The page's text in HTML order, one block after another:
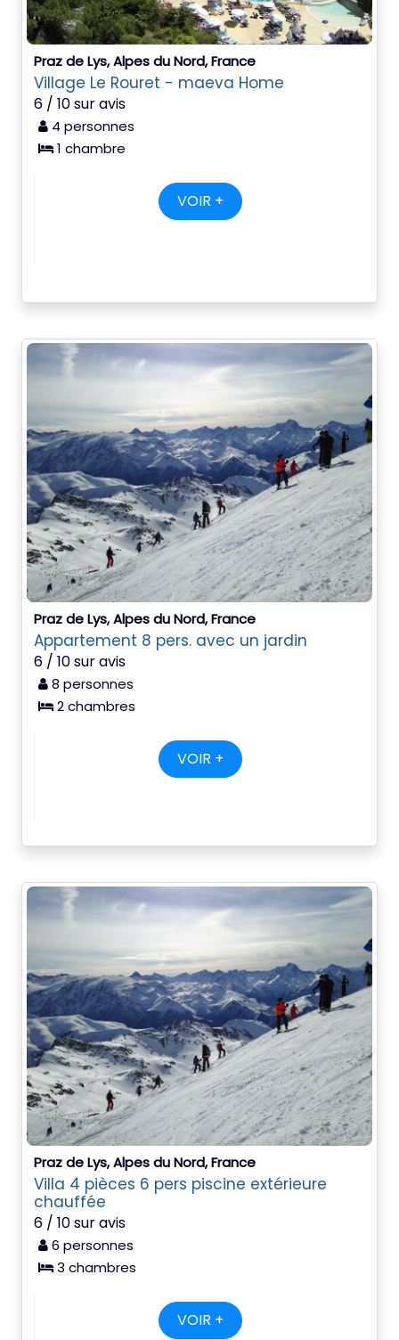
Praz de Lys, Alpes du Nord, France
Village Le Rouret - maeva Home
6 / 10 sur avis
4 personnes
1 chambre
VOIR +
Praz de Lys, Alpes du Nord, France
Appartement 8 pers. avec un jardin
6 / 10 sur avis
8 personnes
2 chambres
VOIR +
Praz de Lys, Alpes du Nord, France
Villa 4 pièces 6 pers piscine extérieure
chauffée
6 / 10 sur avis
6 personnes
3 chambres
VOIR +